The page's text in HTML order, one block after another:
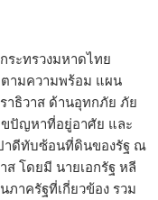
ะทรวงมหาดไทย
ามความพร้อม แผน
าธิวาส ด้านอุทกภัย ภัย
ขปัญหาที่อยู่อาศัย และ
าดีทับซ้อนที่ดินของรัฐ ณ
โดยมี นายเอกรัฐ หลี
ภาครัฐที่เกี่ยวข้อง รวม